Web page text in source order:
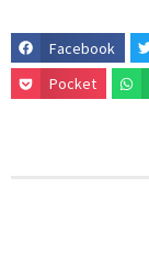
Facebook
Pocket